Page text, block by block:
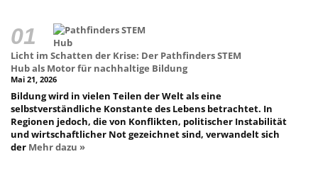
Licht im Schatten der Krise: Der Pathfinders STEM
Hub als Motor für nachhaltige Bildung
Mai 21, 2026
Bildung wird in vielen Teilen der Welt als eine
selbstverständliche Konstante des Lebens betrachtet. In
Regionen jedoch, die von Konflikten, politischer Instabilität
und wirtschaftlicher Not gezeichnet sind, verwandelt sich
der Mehr dazu »